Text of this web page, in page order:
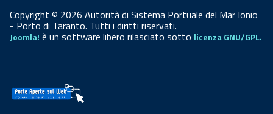
Copyright © 2026 Autorità di Sistema Portuale del Mar Ionio
- Porto di Taranto. Tutti i diritti riservati.
Joomla! è un software libero rilasciato sotto licenza GNU/GPL.